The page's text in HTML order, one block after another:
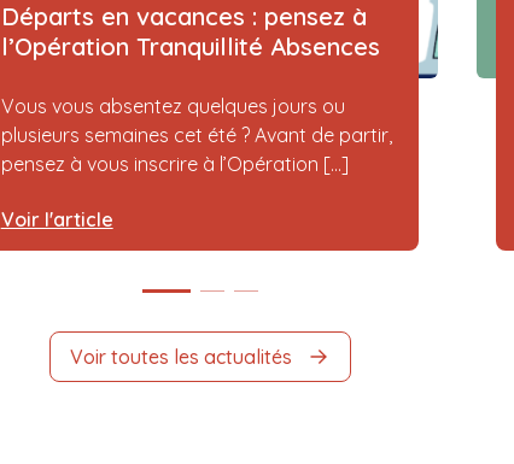
Départs en vacances : pensez à
l’Opération Tranquillité Absences
Vous vous absentez quelques jours ou
plusieurs semaines cet été ? Avant de partir,
pensez à vous inscrire à l’Opération [...]
Voir l'article
Voir toutes les actualités